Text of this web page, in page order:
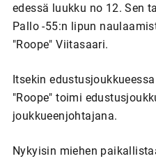
edessä luukku no 12. Sen
Pallo -55:n lipun
"Roope" Viitasaari.
Itsekin
"Roope" toimi
joukkueenjohtajana.
Nykyisin miehen